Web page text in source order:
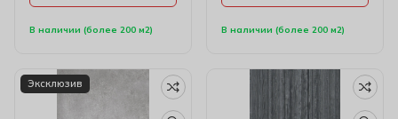
В наличии (более 200 м2) В наличии (более 200 м2)
Эксклюзив